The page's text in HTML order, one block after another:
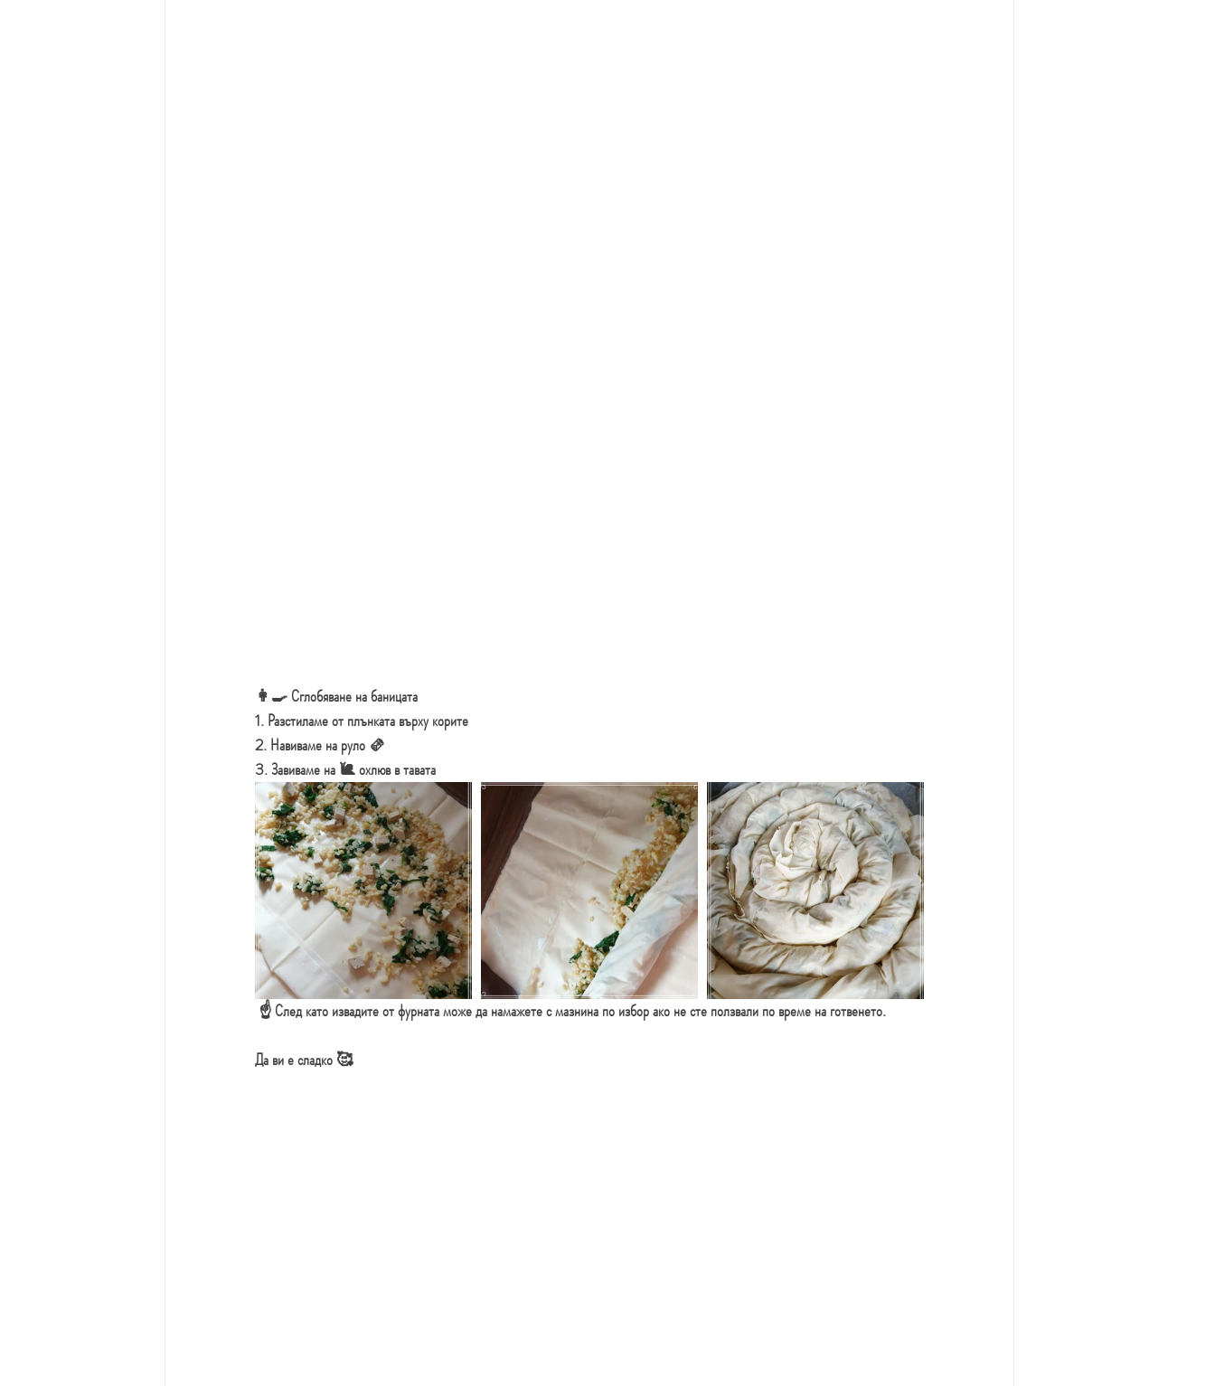
👩‍🍳 Сглобяване на баницата
1. Разстиламе от плънката върху корите
2. Навиваме на руло 🫔
3. Завиваме на 🐌 охлюв в тавата
☝ След като извадите от фурната може да намажете с мазнина по избор ако не сте ползвали по време на готвенето.
Да ви е сладко 🥰